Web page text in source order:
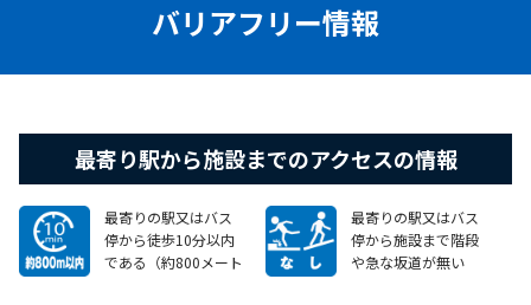
バリアフリー情報
最寄り駅から施設までのアクセスの情報
最寄りの駅又はバス
停から徒歩10分以内
である（約800メート
最寄りの駅又はバス
停から施設まで階段
や急な坂道が無い